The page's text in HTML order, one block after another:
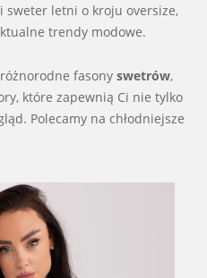
sweter letni o kroju oversize,
trendy modowe.
fasony swetrów,
które zapewnią Ci nie tylko
Polecamy na chłodniejsze